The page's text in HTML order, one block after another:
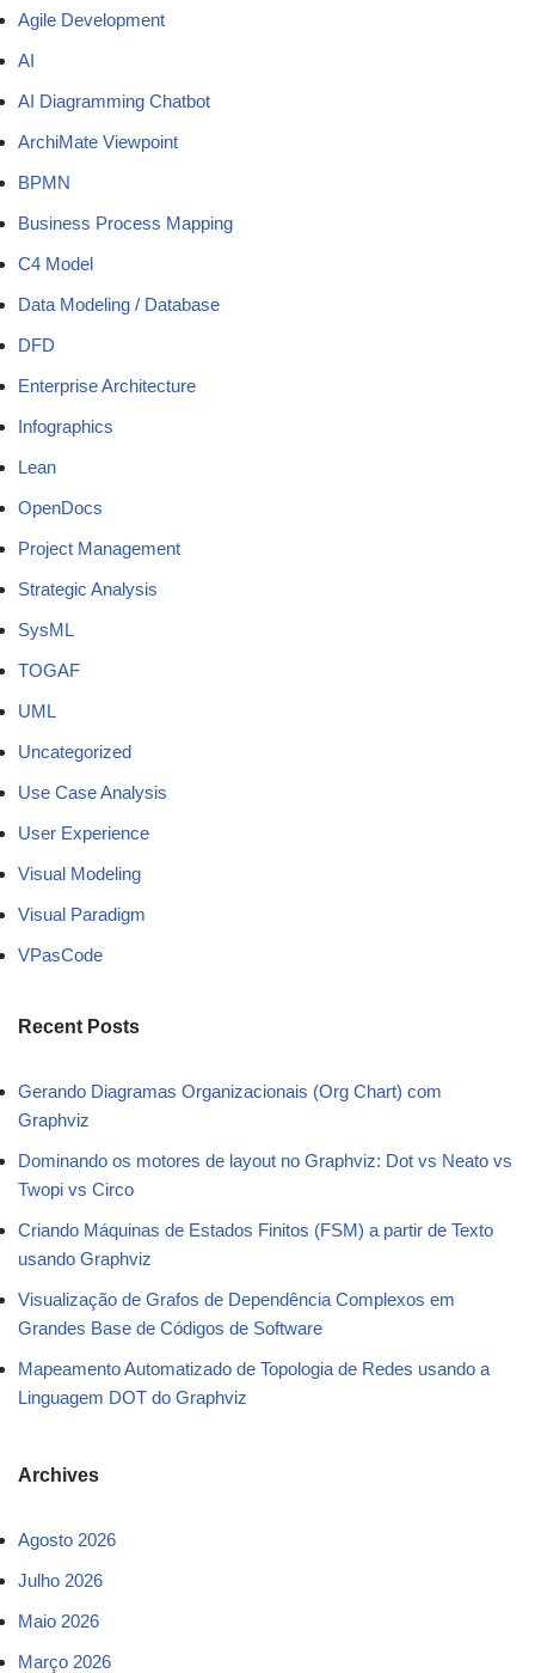
Agile Development
AI
AI Diagramming Chatbot
ArchiMate Viewpoint
BPMN
Business Process Mapping
C4 Model
Data Modeling / Database
DFD
Enterprise Architecture
Infographics
Lean
OpenDocs
Project Management
Strategic Analysis
SysML
TOGAF
UML
Uncategorized
Use Case Analysis
User Experience
Visual Modeling
Visual Paradigm
VPasCode
Recent Posts
Gerando Diagramas Organizacionais (Org Chart) com
Graphviz
Dominando os motores de layout no Graphviz: Dot vs Neato vs
Twopi vs Circo
Criando Máquinas de Estados Finitos (FSM) a partir de Texto
usando Graphviz
Visualização de Grafos de Dependência Complexos em
Grandes Base de Códigos de Software
Mapeamento Automatizado de Topologia de Redes usando a
Linguagem DOT do Graphviz
Archives
Agosto 2026
Julho 2026
Maio 2026
Março 2026